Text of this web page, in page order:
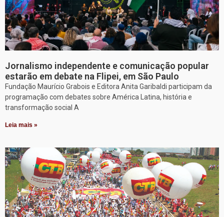
Jornalismo independente e comunicação popular
estarão em debate na Flipei, em São Paulo
Fundação Maurício Grabois e Editora Anita Garibaldi participam da
programação com debates sobre América Latina, história e
transformação social A
Leia mais »